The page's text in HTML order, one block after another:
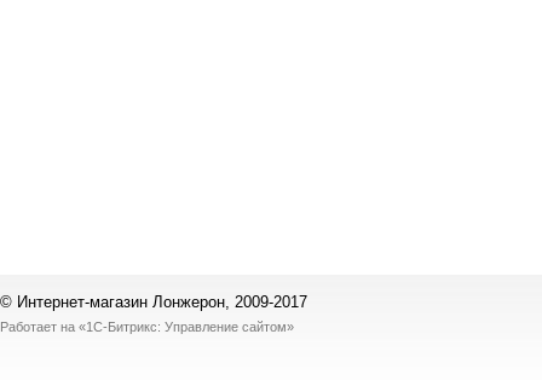
© Интернет-магазин Лонжерон, 2009-2017
Работает на «1С-Битрикс: Управление сайтом»